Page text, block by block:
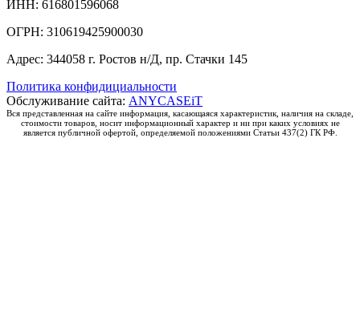
ИНН: 616801596068
ОГРН: 310619425900030
Адрес: 344058 г. Ростов н/Д, пр. Стачки 145
Политика конфидициальности
Обслуживание сайта: ANYCASEiT
Вся представленная на сайте информация, касающаяся характеристик, наличия на складе,
стоимости товаров, носит информационный характер и ни при каких условиях не
является публичной офертой, определяемой положениями Статьи 437(2) ГК РФ.